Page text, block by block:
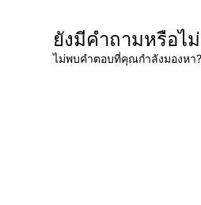
ยังมีคำถามหรือไ
ไม่พบคำตอบที่คุณกำลังมองหา